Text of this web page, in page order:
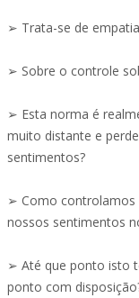
➢ Trata-se de
➢ Sobre o controle
➢ Esta norma é
muito distante e
sentimentos?
➢ Como controlamos
nossos sentimentos
➢ Até que ponto isto
ponto com